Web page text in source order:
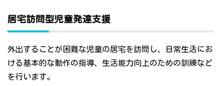
居宅訪問型児童発達支援
外出することが困難な児童の居宅を訪問し、日常生活にお
ける基本的な動作の指導、生活能力向上のための訓練など
を行います。